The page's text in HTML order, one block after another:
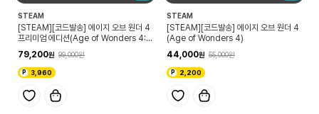
STEAM
[STEAM][코드발송] 에이지 오브 원더 4
프리미엄 에디션(Age of Wonders 4:
79,200 99,000
3,960
STEAM
[STEAM][코드발송] 에이지 오브 원더 4
(Age of Wonders 4)
44,000
55,000
2,200